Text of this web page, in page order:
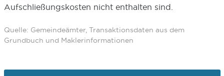
Aufschließungskosten nicht enthalten sind.
Quelle: Gemeindeämter, Transaktionsdaten aus dem
Grundbuch und Maklerinformationen